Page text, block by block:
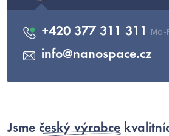
info@nanospace.cz
+420 377 311 311
Jsme český výrobce